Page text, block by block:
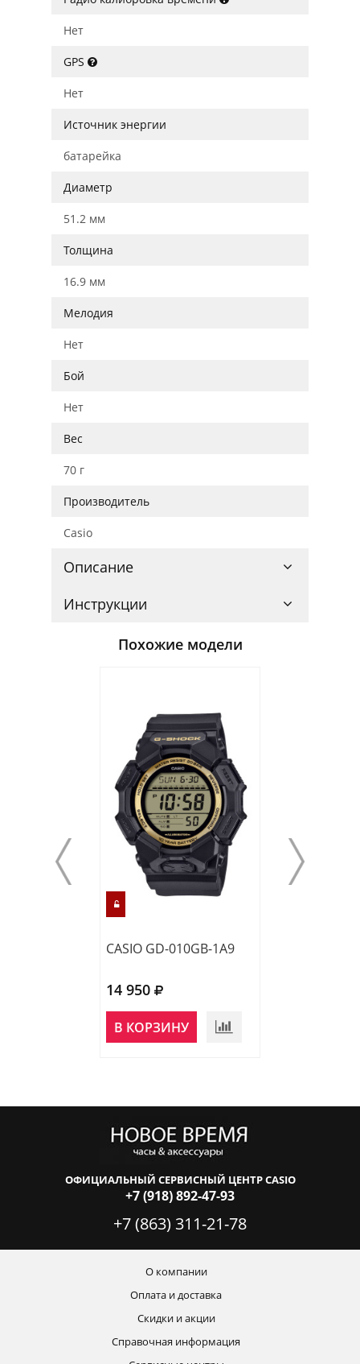
Нет
GPS
Нет
Источник энергии
батарейка
Диаметр
51.2 мм
Толщина
16.9 мм
Мелодия
Нет
Бой
Нет
Вес
70 г
Производитель
Casio
Описание
Инструкции
Похожие модели
CASIO GD-010GB-1A9
14 950
В КОРЗИНУ
ОФИЦИАЛЬНЫЙ СЕРВИСНЫЙ ЦЕНТР CASIO
+7 (918) 892-47-93
+7 (863) 311-21-78
О компании
Оплата и доставка
Скидки и акции
Справочная информация